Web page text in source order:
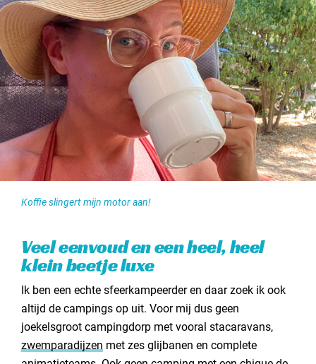
Samenwerken / adverteren
Contact opnemen
Koffie in Frankrijk… een uitdaging op zich
Koffie slingert mijn motor aan!
Veel eenvoud en een heel, heel
klein beetje luxe
Ik ben een echte sfeerkampeerder en daar zoek ik ook
altijd de campings op uit. Voor mij dus geen
joekelsgroot campingdorp met vooral stacaravans,
zwemparadijzen met zes glijbanen en complete